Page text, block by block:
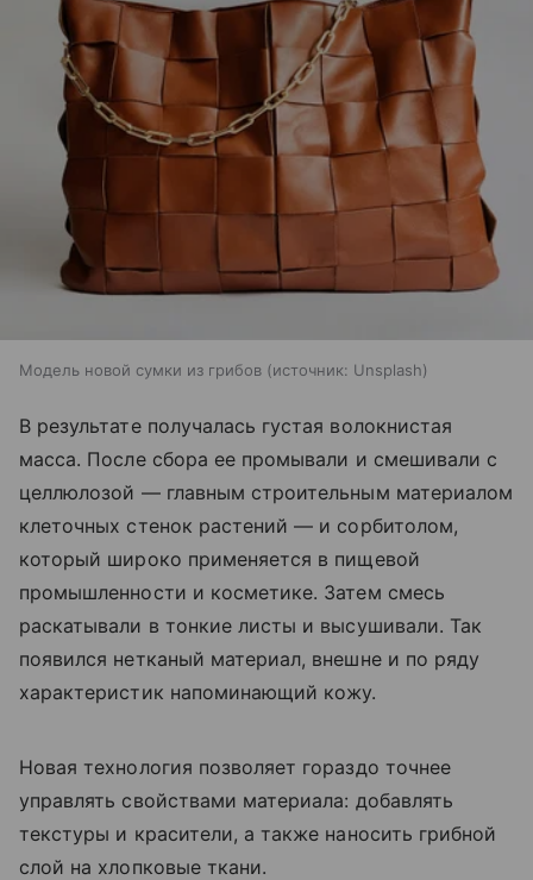
Модель новой сумки из грибов источник: Unsplash
В результате получалась густая волокнистая
масса. После сбора ее промывали и смешивали с
целлюлозой — главным строительным материалом
клеточных стенок растений — и сорбитолом,
который широко применяется в пищевой
промышленности и косметике. Затем смесь
раскатывали в тонкие листы и высушивали. Так
появился нетканый материал, внешне и по ряду
характеристик напоминающий кожу.
Новая технология позволяет гораздо точнее
управлять свойствами материала: добавлять
текстуры и красители, а также наносить грибной
слой на хлопковые ткани.